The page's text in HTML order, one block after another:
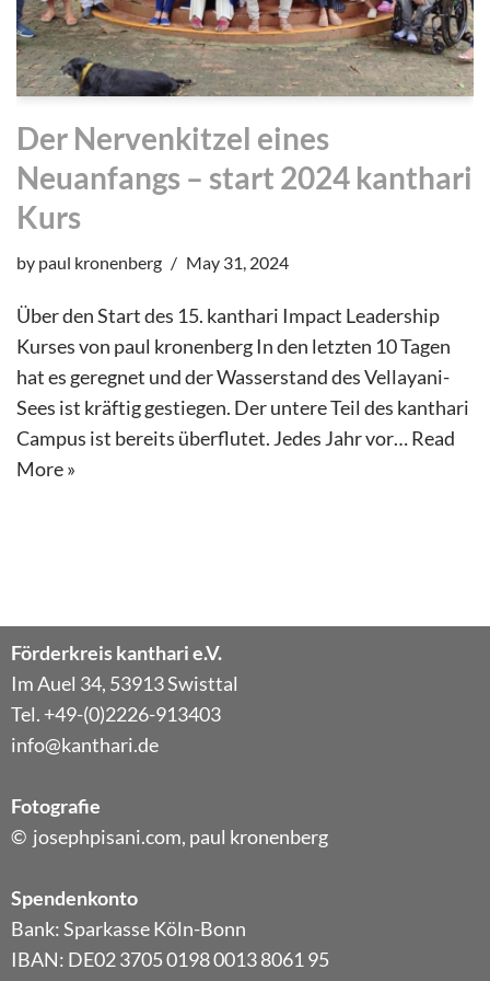
Der Nervenkitzel eines
Neuanfangs – start 2024 kanthari
Kurs
by paul kronenberg May 31, 2024
Über den Start des 15. kanthari Impact Leadership
Kurses von paul kronenberg In den letzten 10 Tagen
hat es geregnet und der Wasserstand des Vellayani-
Sees ist kräftig gestiegen. Der untere Teil des kanthari
Campus ist bereits überflutet. Jedes Jahr vor…Read
More »
Förderkreis kanthari e.V.
Im Auel 34, 53913 Swisttal
Tel. +49-(0)2226-913403
info@kanthari.de
Fotografie
© josephpisani.com, paul kronenberg
Spendenkonto
Bank: Sparkasse Köln-Bonn
IBAN: DE02 3705 0198 0013 8061 95